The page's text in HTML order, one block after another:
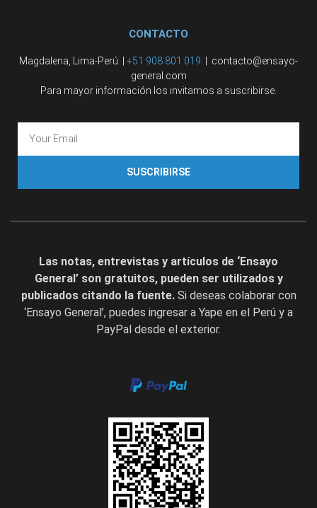
CONTACTO
Magdalena, Lima-Perú | +51 908 801 019 | contacto@ensayo-
general.com
Para mayor información los invitamos a suscribirse.
SUSCRIBIRSE
Las notas, entrevistas y artículos de ‘Ensayo
General’ son gratuitos, pueden ser utilizados y
publicados citando la fuente. Si deseas colaborar con
‘Ensayo General’, puedes ingresar a Yape en el Perú y a
PayPal desde el exterior.